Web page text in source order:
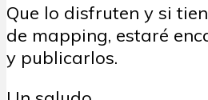
Que lo disfruten y si
de mapping, estaré
y publicarlos.